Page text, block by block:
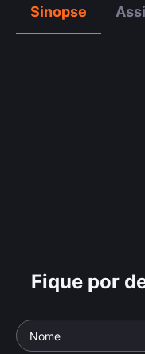
Sinopse
Fique por